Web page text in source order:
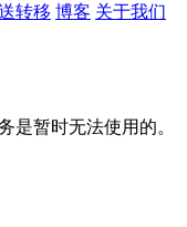
转移 博客 关于我们
是暂时无法使用的。